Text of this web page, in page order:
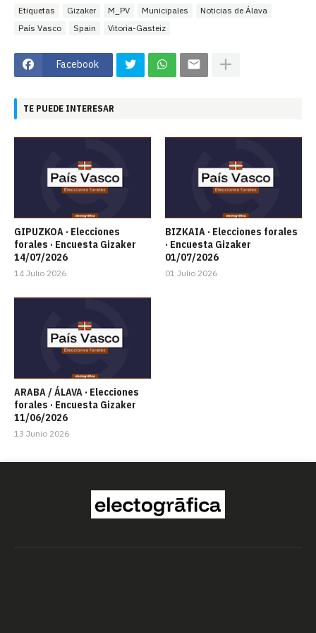
Etiquetas Gizaker M_PV Municipales
Noticias de Álava
País Vasco
Spain Vitoria-Gasteiz
Facebook
TE PUEDE INTERESAR
GIPUZKOA · Elecciones
forales · Encuesta Gizaker
14/07/2026
14 Julio 2026
BIZKAIA · Elecciones forales
· Encuesta Gizaker
01/07/2026
01 Julio 2026
ARABA / ÁLAVA · Elecciones
forales · Encuesta Gizaker
11/06/2026
13 Junio 2026